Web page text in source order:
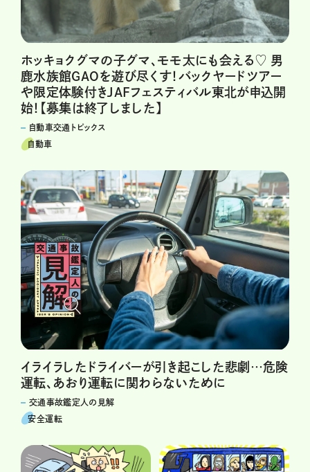
ホッキョクグマの子グマ、モモ太にも会える♡ 男
鹿水族館GAOを遊び尽くす！バックヤードツアー
や限定体験付きJAFフェスティバル東北が申込開
始！【募集は終了しました】
自動車交通トピックス
自動車
イライラしたドライバーが引き起こした悲劇…危険
運転、あおり運転に関わらないために
交通事故鑑定人の見解
安全運転